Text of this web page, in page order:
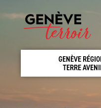
GENÈVE
TERRE